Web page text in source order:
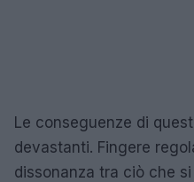
Le conseguenze di
devastanti. Fingere
dissonanza tra ciò che